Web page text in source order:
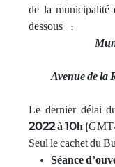
de la municipalité
dessous :
Avenue de la
Le dernier délai
2022 à 10h
Seul le cachet du
Séance